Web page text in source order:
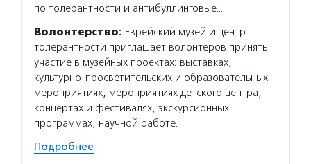
по толерантности и антибуллинговые…
Волонтерство: Еврейский музей и центр
толерантности приглашает волонтеров принять
участие в музейных проектах: выставках,
культурно-просветительских и образовательных
мероприятиях, мероприятиях детского центра,
концертах и фестивалях, экскурсионных
программах, научной работе.
Подробнее